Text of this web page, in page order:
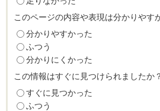
このページの内容や表現は分かりやす
分かりやすかった
ふつう
分かりにくかった
この情報はすぐに見つけられましたか
すぐに見つかった
ふつう